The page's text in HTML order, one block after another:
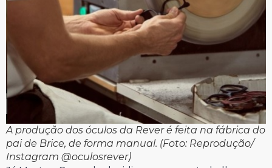
A produção dos óculos da Rever é feita na fábrica do
pai de Brice, de forma manual. (Foto: Reprodução/
Instagram @oculosrever)